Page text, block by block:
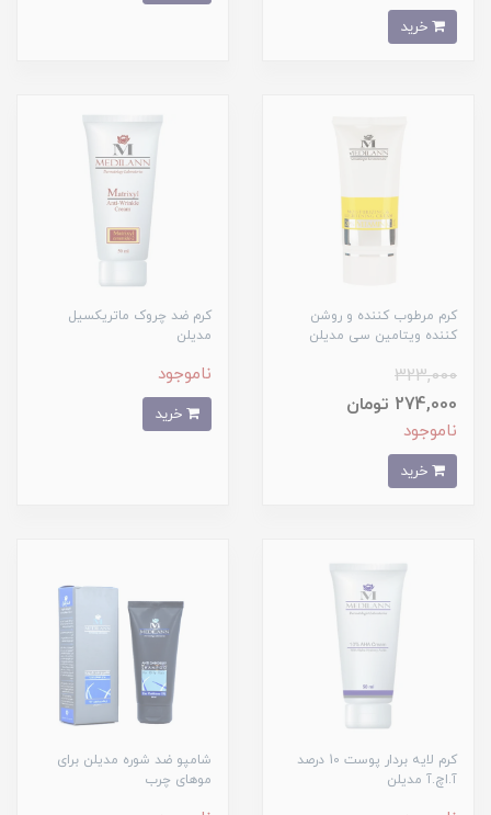
کرم مرطوب کننده و روشن
کننده ویتامین سی مدیلن
323,000
274,000 تومان
ناموجود
کرم ضد چروک ماتریکسیل
مدیلن
ناموجود
کرم لایه بردار پوست 10 درصد
آ.اچ.آ مدیلن
شامپو ضد شوره مدیلن برای
موهای چرب